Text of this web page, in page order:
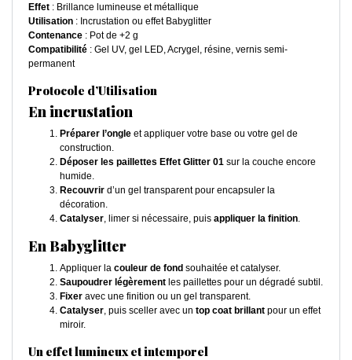
Effet : Brillance lumineuse et métallique
Utilisation : Incrustation ou effet Babyglitter
Contenance : Pot de +2 g
Compatibilité : Gel UV, gel LED, Acrygel, résine, vernis semi-
permanent
Protocole d’Utilisation
En incrustation
Préparer l’ongle et appliquer votre base ou votre gel de
construction.
Déposer les paillettes Effet Glitter 01 sur la couche encore
humide.
Recouvrir d’un gel transparent pour encapsuler la
décoration.
Catalyser, limer si nécessaire, puis appliquer la finition.
En Babyglitter
Appliquer la couleur de fond souhaitée et catalyser.
Saupoudrer légèrement les paillettes pour un dégradé subtil.
Fixer avec une finition ou un gel transparent.
Catalyser, puis sceller avec un top coat brillant pour un effet
miroir.
Un effet lumineux et intemporel